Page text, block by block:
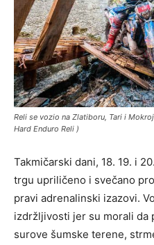
Reli se vozio na Zlatiboru, Tari i
Hard Enduro Reli )
Takmičarski dani, 18. 19. i
trgu upriličeno i svečano
pravi adrenalinski izazovi.
izdržljivosti jer su morali da
surove šumske terene,